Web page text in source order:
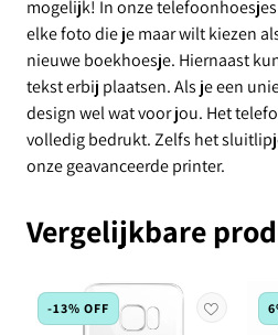
mogelijk! In onze
elke foto die je maar wilt kiezen
nieuwe boekhoesje. Hiernaast
tekst erbij plaatsen. Als je een
design wel wat voor jou. Het
volledig bedrukt. Zelfs het
onze geavanceerde printer.
Vergelijkbare
-13% OFF